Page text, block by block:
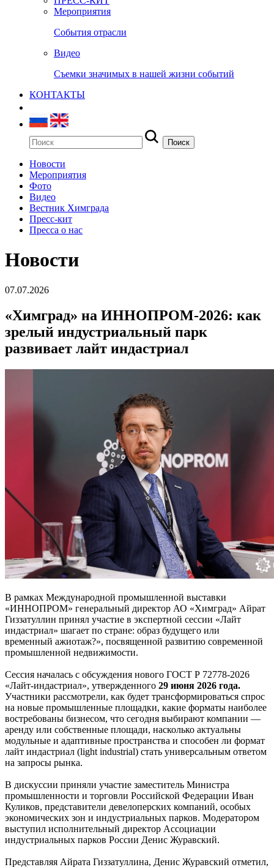
Мероприятия
События отрасли
Видео
Съемки значимых в нашей жизни событий
КОНТАКТЫ
Новости
Мероприятия
Фото
Видео
Вестник Химграда
Пресс-кит
Пресса о нас
Новости
07.07.2026
«Химград» на ИННОПРОМ-2026: как
зрелый индустриальный парк
развивает лайт индастриал
В рамках Международной промышленной выставки
«ИННОПРОМ» генеральный директор АО «Химград» Айрат
Гиззатуллин принял участие в экспертной сессии «Лайт
индастриал» шагает по стране: образ будущего или
временный ажиотаж?», посвященной развитию современной
промышленной недвижимости.
Сессия началась с обсуждения нового ГОСТ Р 72778-2026
«Лайт-индастриал», утвержденного 29 июня 2026 года.
Участники рассмотрели, как будет трансформироваться спрос
на новые промышленные площадки, какие форматы наиболее
востребованы бизнесом, что сегодня выбирают компании —
аренду или собственные площади, насколько актуальны
модульные и адаптивные пространства и способен ли формат
лайт индастриал (light industrial) стать универсальным ответом
на запросы рынка.
В дискуссии приняли участие заместитель Министра
промышленности и торговли Российской Федерации Иван
Куликов, представители девелоперских компаний, особых
экономических зон и индустриальных парков. Модератором
выступил исполнительный директор Ассоциации
индустриальных парков России Денис Журавский.
Представляя Айрата Гиззатуллина, Денис Журавский отметил,